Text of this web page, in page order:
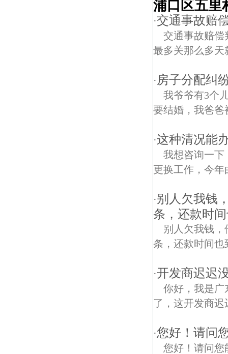
浦口区五里
·交通事故赔
交通事故赔偿
最多关那么多天
· 房子分配纠
我爷爷有3个
要结婚，我爸爸
·这种清况能
我想咨询一下
更换工作，今
·别人欠我钱
条，还款时
别人欠我钱，
条，还款时间
·开发商迟迟
你好，我是广
了，这开发商
·您好！请问
您好！请问您